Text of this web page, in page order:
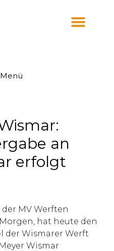
Menü
an
erfolgt
MV Werften
hat heute den
der Wismarer Werft
Wismar